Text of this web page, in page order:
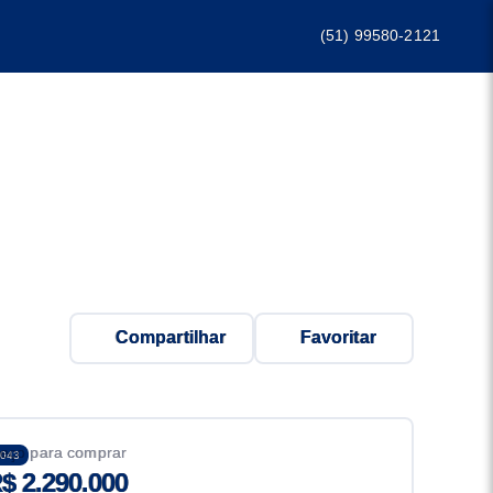
(51) 99580-2121
Compartilhar Favoritar
para comprar
2.290.000